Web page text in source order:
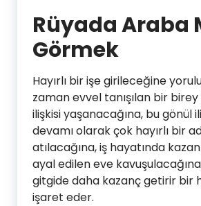
Rüyada Araba
Görmek
Hayırlı bir işe girileceğine
zaman evvel tanışılan bir
ilişkisi yaşanacağına, bu gönül
devamı olarak çok hayırlı bir
atılacağına, iş hayatında
ayal edilen eve
gitgide daha kazanç getirir bir
işaret eder.